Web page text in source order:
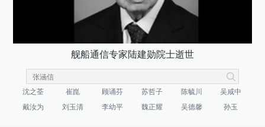
舰船通信专家陆建勋院士逝世
沈之荃 崔崑 顾诵芬 苏哲子 陈毓川
吴咸中
戴汝为
刘玉清 李幼平 魏正耀 吴德馨 孙玉